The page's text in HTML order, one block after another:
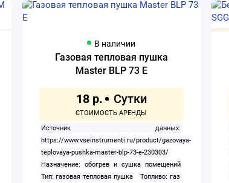
В наличии
Газовая тепловая пушка
Master BLP 73 E
18 р.
Источник данных:
https://www.vseinstrumenti.ru/product/gazovaya-
teplovaya-pushka-master-blp-73-e-230303/
Назначение: обогрев и сушка помещений
Тип: газовая тепловая пушка
Топливо: газ